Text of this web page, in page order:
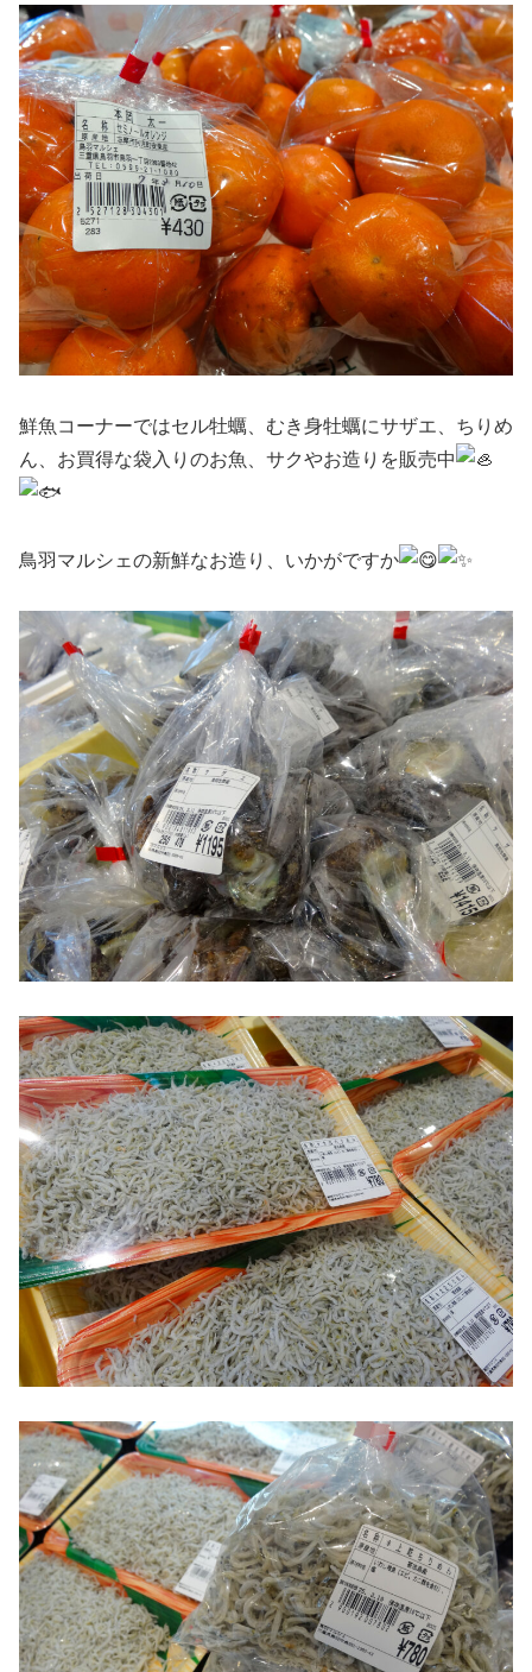
鮮魚コーナーではセル牡蠣、むき身牡蠣にサザエ、ちりめ
ん、お買得な袋入りのお魚、サクやお造りを販売中
鳥羽マルシェの新鮮なお造り、いかがですか